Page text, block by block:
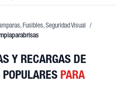
Fusibles, Seguridad Visual
/
Y RECARGAS DE
PARA